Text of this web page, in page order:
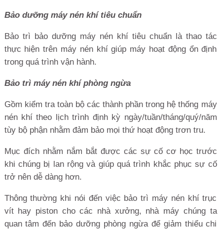
Bảo dưỡng máy nén khí tiêu chuẩn
Bảo trì bảo dưỡng máy nén khí tiêu chuẩn là thao tác
thực hiện trên máy nén khí giúp máy hoạt động ổn định
trong quá trình vận hành.
Bảo trì máy nén khí phòng ngừa
Gồm kiểm tra toàn bộ các thành phần trong hệ thống máy
nén khí theo lịch trình định kỳ ngày/tuần/tháng/quý/năm
tùy bộ phận nhằm đảm bảo mọi thứ hoạt động trơn tru.
Mục đích nhằm nắm bắt được các sự cố cơ học trước
khi chúng bị lan rộng và giúp quá trình khắc phục sự cố
trở nên dễ dàng hơn.
Thông thường khi nói đến việc bảo trì máy nén khí trục
vít hay piston cho các nhà xưởng, nhà máy chúng ta
quan tâm đến bảo dưỡng phòng ngừa để giảm thiểu chi